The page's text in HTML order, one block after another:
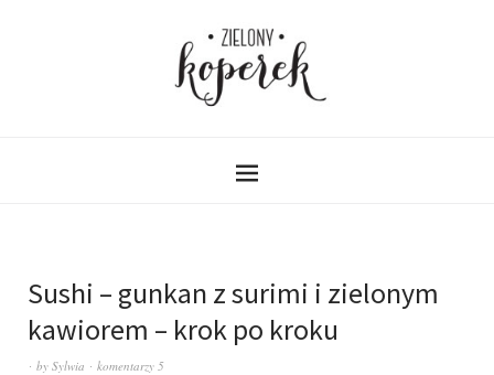
Sushi – gunkan z surimi i zielonym
kawiorem – krok po kroku
by Sylwia komentarzy 5